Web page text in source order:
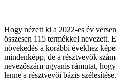
Hogy nézett ki a 2022-es év
összesen 115 termékkel nevezett.
növekedés a korábbi évekhez
mindenképp, de a résztvevők
nevezőszám ugyanis rámutat,
lenne a résztvevői bázis szélesítése.